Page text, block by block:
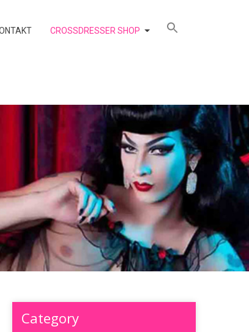
CROSSDRESSER SHOP
Category